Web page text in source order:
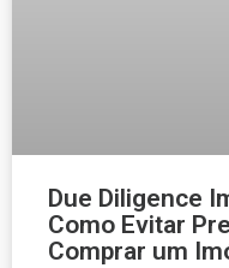
Due Diligence
Como Evitar
Comprar um